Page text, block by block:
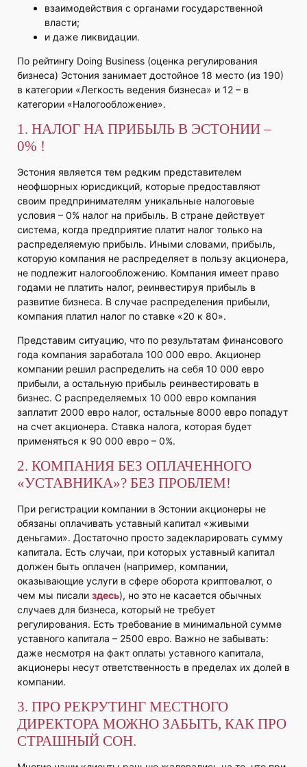
взаимодействия с органами государственной
власти;
и даже ликвидации.
По рейтингу Doing Business (оценка регулирования
бизнеса) Эстония занимает достойное 18 место (из 190)
в категории «Легкость ведения бизнеса» и 12 – в
категории «Налогообложение».
1. НАЛОГ НА ПРИБЫЛЬ В ЭСТОНИИ –
0% !
Эстония является тем редким представителем
неофшорных юрисдикций, которые предоставляют
своим предпринимателям уникальные налоговые
условия – 0% налог на прибыль. В стране действует
система, когда предприятие платит налог только на
распределяемую прибыль. Иными словами, прибыль,
которую компания не распределяет в пользу акционера,
не подлежит налогообложению. Компания имеет право
годами не платить налог, реинвестируя прибыль в
развитие бизнеса. В случае распределения прибыли,
компания платил налог по ставке «20 к 80».
Представим ситуацию, что по результатам финансового
года компания заработала 100 000 евро. Акционер
компании решил распределить на себя 10 000 евро
прибыли, а остальную прибыль реинвестировать в
бизнес. С распределяемых 10 000 евро компания
заплатит 2000 евро налог, остальные 8000 евро попадут
на счет акционера. Ставка налога, которая будет
применяться к 90 000 евро – 0%.
2. КОМПАНИЯ БЕЗ ОПЛАЧЕННОГО
«УСТАВНИКА»? БЕЗ ПРОБЛЕМ!
При регистрации компании в Эстонии акционеры не
обязаны оплачивать уставный капитал «живыми
деньгами». Достаточно просто задекларировать сумму
капитала. Есть случаи, при которых уставный капитал
должен быть оплачен (например, компании,
оказывающие услуги в сфере оборота криптовалют, о
чем мы писали здесь), но это не касается обычных
случаев для бизнеса, который не требует
регулирования. Есть требование в минимальной сумме
уставного капитала – 2500 евро. Важно не забывать:
даже несмотря на факт оплаты уставного капитала,
акционеры несут ответственность в пределах их долей в
компании.
3. ПРО РЕКРУТИНГ МЕСТНОГО
ДИРЕКТОРА МОЖНО ЗАБЫТЬ, КАК ПРО
СТРАШНЫЙ СОН.